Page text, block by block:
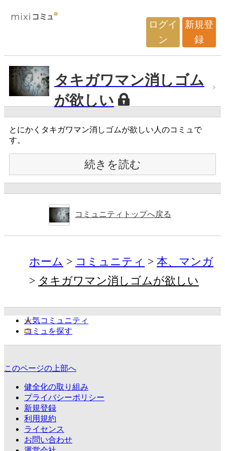
ログイ
ン
新規登
録
タキガワマン消しゴム
が欲しい
とにかくタキガワマン消しゴムが欲しい人のコミュで
す。
続きを読む
コミュニティトップへ戻る
ホーム コミュニティ
本、マンガ
タキガワマン消しゴムが欲しい
人気コミュニティ
コミュを探す
このページの上部へ
健全化の取り組み
プライバシーポリシー
新規登録
利用規約
ライセンス
お問い合わせ